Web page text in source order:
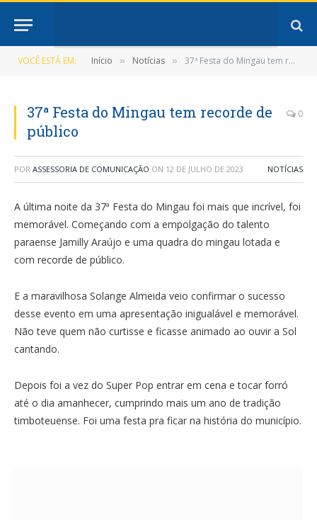
VOCÊ ESTÁ EM: Início » Notícias » 37ª Festa do Mingau tem recorde de público
37ª Festa do Mingau tem recorde de
público
0
POR ASSESSORIA DE COMUNICAÇÃO ON 12 DE JULHO DE 2023 NOTÍCIAS
A última noite da 37ª Festa do Mingau foi mais que incrível, foi
memorável. Começando com a empolgação do talento
paraense Jamilly Araújo e uma quadra do mingau lotada e
com recorde de público.
E a maravilhosa Solange Almeida veio confirmar o sucesso
desse evento em uma apresentação inigualável e memorável.
Não teve quem não curtisse e ficasse animado ao ouvir a Sol
cantando.
Depois foi a vez do Super Pop entrar em cena e tocar forró
até o dia amanhecer, cumprindo mais um ano de tradição
timboteuense. Foi uma festa pra ficar na história do município.